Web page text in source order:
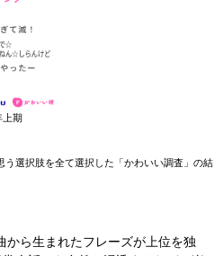
上期
選択肢を全て選択した「かわいい調査」の結
から生まれたフレーズが上位を独